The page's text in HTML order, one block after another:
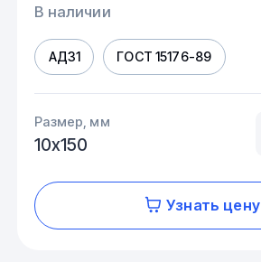
В наличии
АД31 ГОСТ 15176-89
Размер, мм
10х150
Узнать цену